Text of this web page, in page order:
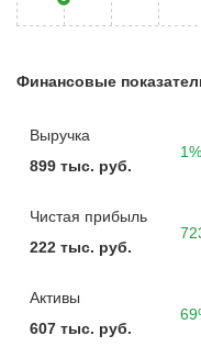
Финансовые
Выручка
899 тыс. руб.
1%
Чистая прибыль
222 тыс. руб.
Активы
607 тыс. руб.